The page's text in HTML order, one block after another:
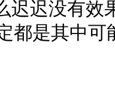
迟迟没有
都是其中